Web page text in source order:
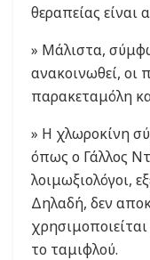
θεραπείας είναι
» Μάλιστα,
ανακοινωθεί, οι
παρακεταμόλη
» Η χλωροκίνη
όπως ο Γάλλος
λοιμωξιολόγοι,
Δηλαδή, δεν
το ταμιφλού.